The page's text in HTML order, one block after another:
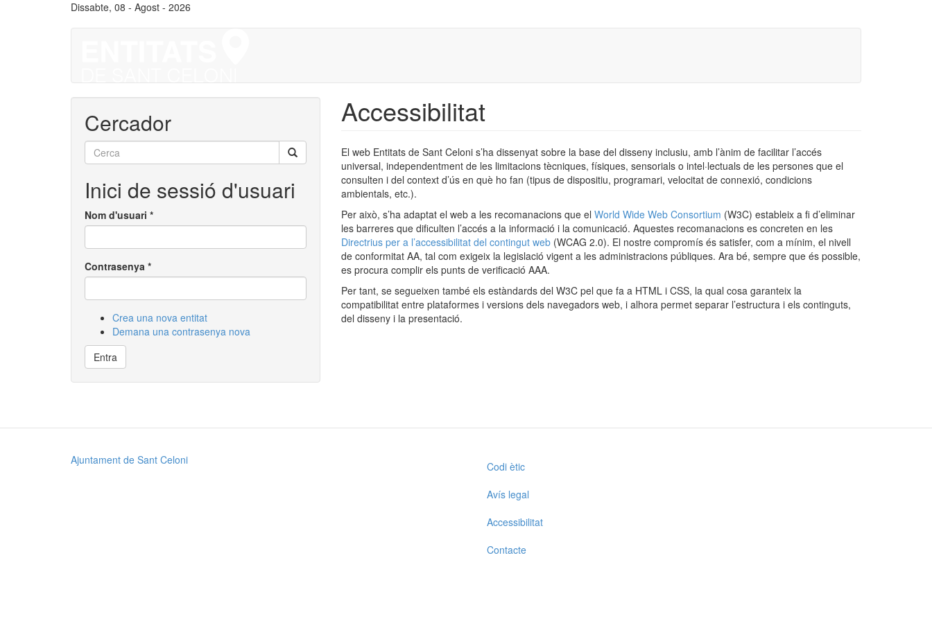
Dissabte, 08 - Agost - 2026
Cercador
Inici de sessió d'usuari
Nom d'usuari *
Contrasenya *
Crea una nova entitat
Demana una contrasenya nova
Entra
Accessibilitat
El web Entitats de Sant Celoni s’ha dissenyat sobre la base del disseny inclusiu, amb l’ànim de facilitar l’accés
universal, independentment de les limitacions tècniques, físiques, sensorials o intel·lectuals de les persones que el
consulten i del context d’ús en què ho fan (tipus de dispositiu, programari, velocitat de connexió, condicions
ambientals, etc.).
Per això, s’ha adaptat el web a les recomanacions que el World Wide Web Consortium (W3C) estableix a fi d’eliminar
les barreres que dificulten l’accés a la informació i la comunicació. Aquestes recomanacions es concreten en les
Directrius per a l’accessibilitat del contingut web (WCAG 2.0). El nostre compromís és satisfer, com a mínim, el nivell
de conformitat AA, tal com exigeix la legislació vigent a les administracions públiques. Ara bé, sempre que és possible,
es procura complir els punts de verificació AAA.
Per tant, se segueixen també els estàndards del W3C pel que fa a HTML i CSS, la qual cosa garanteix la
compatibilitat entre plataformes i versions dels navegadors web, i alhora permet separar l’estructura i els continguts,
del disseny i la presentació.
Ajuntament de Sant Celoni
Codi ètic
Avís legal
Accessibilitat
Contacte